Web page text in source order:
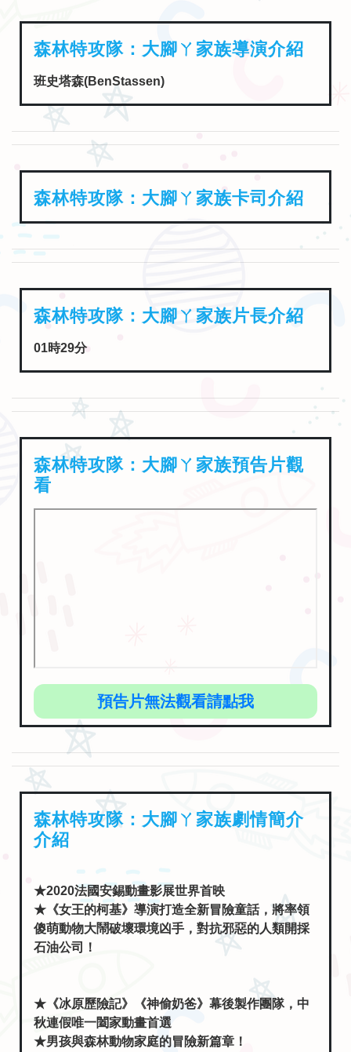
森林特攻隊：大腳ㄚ家族導演介紹
班史塔森(BenStassen)
森林特攻隊：大腳ㄚ家族卡司介紹
森林特攻隊：大腳ㄚ家族片長介紹
01時29分
森林特攻隊：大腳ㄚ家族預告片觀
看
預告片無法觀看請點我
森林特攻隊：大腳ㄚ家族劇情簡介
介紹
★2020法國安錫動畫影展世界首映
★《女王的柯基》導演打造全新冒險童話，將率領
傻萌動物大鬧破壞環境凶手，對抗邪惡的人類開採
石油公司！
★《冰原歷險記》《神偷奶爸》幕後製作團隊，中
秋連假唯一闔家動畫首選
★男孩與森林動物家庭的冒險新篇章！